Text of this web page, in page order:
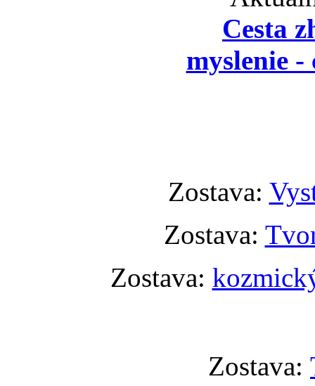
Cesta
myslenie
Zostava:
Zostava:
Zostava:
Zostava: